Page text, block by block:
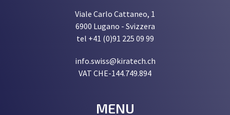
Viale Carlo Cattaneo, 1
6900 Lugano - Svizzera
tel +41 (0)91 225 09 99
info.swiss@kiratech.ch
VAT CHE-144.749.894
MENU